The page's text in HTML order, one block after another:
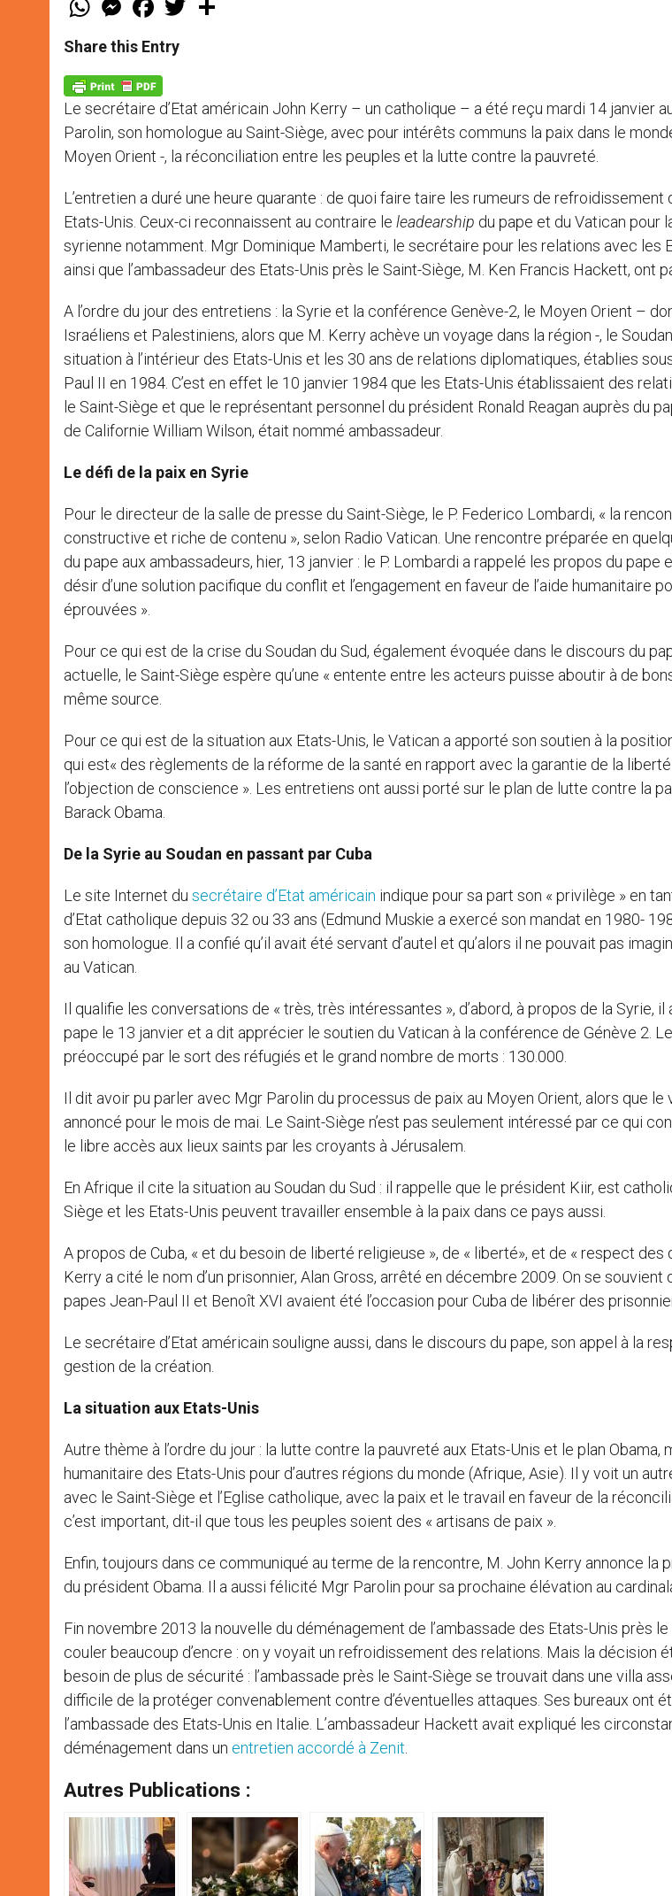
t
s
p
p
e
s
e
g
e
r
a
e
b
k
w
Share this Entry
Le secrétaire d’Etat américain John Kerry – un catholique – a été reçu mardi 14 janvier
Parolin, son homologue au Saint-Siège, avec pour intérêts communs la paix dans le
Moyen Orient -, la réconciliation entre les peuples et la lutte contre la pauvreté.
L’entretien a duré une heure quarante : de quoi faire taire les rumeurs de
Etats-Unis. Ceux-ci reconnaissent au contraire le leadearship du pape et du Vatican pour
syrienne notamment. Mgr Dominique Mamberti, le secrétaire pour les relations avec les
ainsi que l’ambassadeur des Etats-Unis près le Saint-Siège, M. Ken Francis Hackett, ont
A l’ordre du jour des entretiens : la Syrie et la conférence Genève-2, le Moyen Orient –
Israéliens et Palestiniens, alors que M. Kerry achève un voyage dans la région -, le
situation à l’intérieur des Etats-Unis et les 30 ans de relations diplomatiques, établies
Paul II en 1984. C’est en effet le 10 janvier 1984 que les Etats-Unis établissaient des
le Saint-Siège et que le représentant personnel du président Ronald Reagan auprès du
de Californie William Wilson, était nommé ambassadeur.
Le défi de la paix en Syrie
Pour le directeur de la salle de presse du Saint-Siège, le P. Federico Lombardi, « la
constructive et riche de contenu », selon Radio Vatican. Une rencontre préparée en
du pape aux ambassadeurs, hier, 13 janvier : le P. Lombardi a rappelé les propos du pape
désir d’une solution pacifique du conflit et l’engagement en faveur de l’aide humanitaire
éprouvées ».
Pour ce qui est de la crise du Soudan du Sud, également évoquée dans le discours du
actuelle, le Saint-Siège espère qu’une « entente entre les acteurs puisse aboutir à de
même source.
Pour ce qui est de la situation aux Etats-Unis, le Vatican a apporté son soutien à la
qui est« des règlements de la réforme de la santé en rapport avec la garantie de la
l’objection de conscience ». Les entretiens ont aussi porté sur le plan de lutte contre la
Barack Obama.
De la Syrie au Soudan en passant par Cuba
Le site Internet du secrétaire d’Etat américain indique pour sa part son « privilège » en
d’Etat catholique depuis 32 ou 33 ans (Edmund Muskie a exercé son mandat en 1980-
son homologue. Il a confié qu’il avait été servant d’autel et qu’alors il ne pouvait pas
au Vatican.
Il qualifie les conversations de « très, très intéressantes », d’abord, à propos de la Syrie,
pape le 13 janvier et a dit apprécier le soutien du Vatican à la conférence de Génève 2.
préoccupé par le sort des réfugiés et le grand nombre de morts : 130.000.
Il dit avoir pu parler avec Mgr Parolin du processus de paix au Moyen Orient, alors que le
annoncé pour le mois de mai. Le Saint-Siège n’est pas seulement intéressé par ce qui
le libre accès aux lieux saints par les croyants à Jérusalem.
En Afrique il cite la situation au Soudan du Sud : il rappelle que le président Kiir, est
Siège et les Etats-Unis peuvent travailler ensemble à la paix dans ce pays aussi.
A propos de Cuba, « et du besoin de liberté religieuse », de « liberté», et de « respect des
Kerry a cité le nom d’un prisonnier, Alan Gross, arrêté en décembre 2009. On se souvient
papes Jean-Paul II et Benoît XVI avaient été l’occasion pour Cuba de libérer des
Le secrétaire d’Etat américain souligne aussi, dans le discours du pape, son appel à la
gestion de la création.
La situation aux Etats-Unis
Autre thème à l’ordre du jour : la lutte contre la pauvreté aux Etats-Unis et le plan Obama,
humanitaire des Etats-Unis pour d’autres régions du monde (Afrique, Asie). Il y voit un
avec le Saint-Siège et l’Eglise catholique, avec la paix et le travail en faveur de la
c’est important, dit-il que tous les peuples soient des « artisans de paix ».
Enfin, toujours dans ce communiqué au terme de la rencontre, M. John Kerry annonce la
du président Obama. Il a aussi félicité Mgr Parolin pour sa prochaine élévation au
Fin novembre 2013 la nouvelle du déménagement de l’ambassade des Etats-Unis près
couler beaucoup d’encre : on y voyait un refroidissement des relations. Mais la décision
besoin de plus de sécurité : l’ambassade près le Saint-Siège se trouvait dans une villa
difficile de la protéger convenablement contre d’éventuelles attaques. Ses bureaux ont
l’ambassade des Etats-Unis en Italie. L’ambassadeur Hackett avait expliqué les
déménagement dans un entretien accordé à Zenit
Autres Publications :